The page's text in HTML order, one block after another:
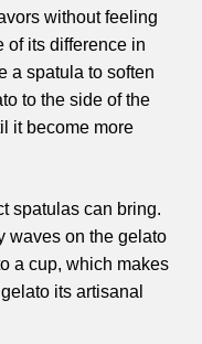
without feeling
of its difference in
a spatula to soften
to the side of the
it become more
spatulas can bring.
waves on the gelato
a cup, which makes
its artisanal